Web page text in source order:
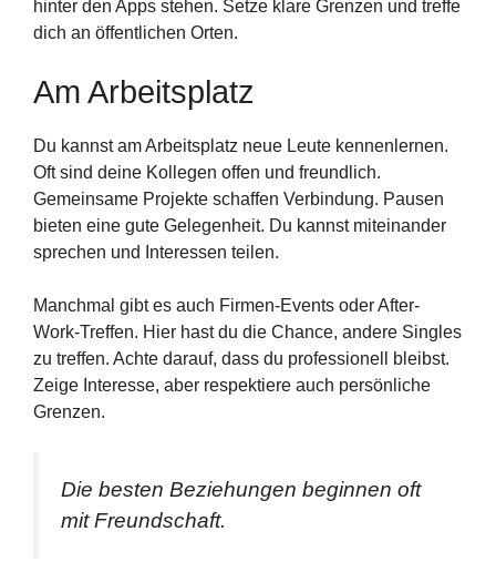
hinter den Apps stehen. Setze klare Grenzen und treffe
dich an öffentlichen Orten.
Am Arbeitsplatz
Du kannst am Arbeitsplatz neue Leute kennenlernen.
Oft sind deine Kollegen offen und freundlich.
Gemeinsame Projekte schaffen Verbindung. Pausen
bieten eine gute Gelegenheit. Du kannst miteinander
sprechen und Interessen teilen.
Manchmal gibt es auch Firmen-Events oder After-
Work-Treffen. Hier hast du die Chance, andere Singles
zu treffen. Achte darauf, dass du professionell bleibst.
Zeige Interesse, aber respektiere auch persönliche
Grenzen.
Die besten Beziehungen beginnen oft
mit Freundschaft.